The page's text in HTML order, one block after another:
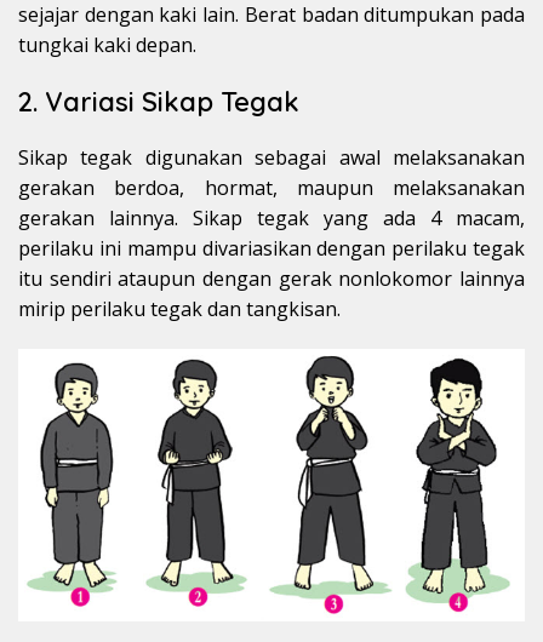
sejajar dengan kaki lain. Berat badan ditumpukan pada
tungkai kaki depan.
2. Variasi Sikap Tegak
Sikap tegak digunakan sebagai awal melaksanakan
gerakan berdoa, hormat, maupun melaksanakan
gerakan lainnya. Sikap tegak yang ada 4 macam,
perilaku ini mampu divariasikan dengan perilaku tegak
itu sendiri ataupun dengan gerak nonlokomor lainnya
mirip perilaku tegak dan tangkisan.